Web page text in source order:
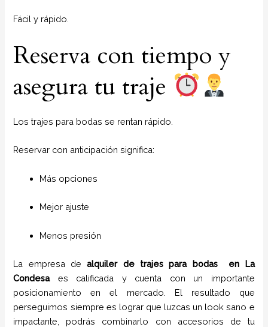
Fácil y rápido.
Reserva con tiempo y
asegura tu traje
Los trajes para bodas se rentan rápido.
Reservar con anticipación significa:
Más opciones
Mejor ajuste
Menos presión
La empresa dealquiler de trajes para bodas en La
Condesa
es calificada y cuenta con un importante
posicionamiento en el mercado. El resultado que
perseguimos siempre es lograr que luzcas un look sano e
impactante, podrás combinarlo con accesorios de tu